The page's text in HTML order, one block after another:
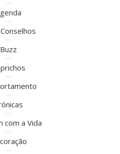
Buzz
com a Vida